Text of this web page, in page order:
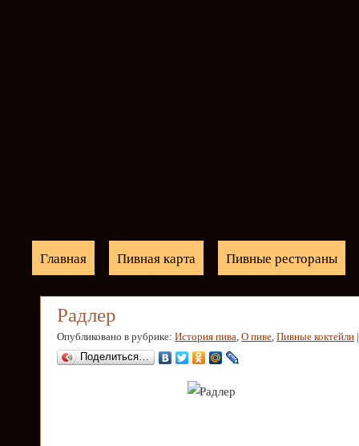
Главная Пивная карта Пивные рестораны
Радлер
Опубликовано в рубрике: История пива, О пиве, Пивные коктейли
Поделиться…